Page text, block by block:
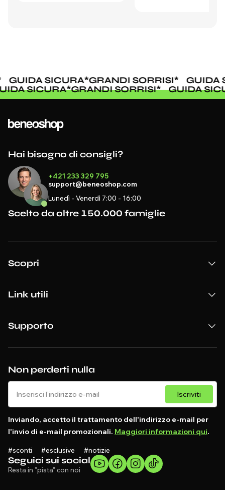
GUIDA SICURA*GRANDI SORRISI*
GUIDA
SICURA*GRANDI SORRISI* GUIDA
Seguici sui social
Resta in "pista" con noi
Non perderti nulla
Iscriviti
Inviando, accetto il trattamento dell'indirizzo e-mail per
l'invio di e-mail promozionali. Maggiori informazioni qui.
#sconti #esclusive #notizie
Hai bisogno di consigli?
+421 233 329 795
support@beneoshop.com
Lunedì - Venerdì 7:00 - 16:00
Scelto da oltre 150.000 famiglie
Scopri
Link utili
Supporto